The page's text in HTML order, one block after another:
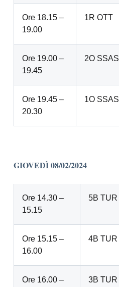
Ore 18.15 –
19.00
1R OTT
Ore 19.00 –
19.45
2O SSAS
Ore 19.45 –
20.30
1O SSAS
GIOVEDÌ 08/02/2024
Ore 14.30 –
15.15
5B TUR
Ore 15.15 –
16.00
4B TUR
Ore 16.00 –
3B TUR